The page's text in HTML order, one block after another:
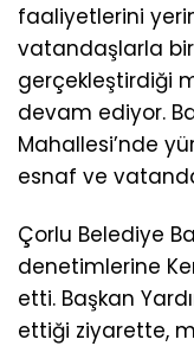
faaliyetlerini
vatandaşlarla
gerçekleştirdiği
devam ediyor.
Mahallesi’nde
esnaf ve
Çorlu Belediye
denetimlerine
etti. Başkan
ettiği ziyarette,